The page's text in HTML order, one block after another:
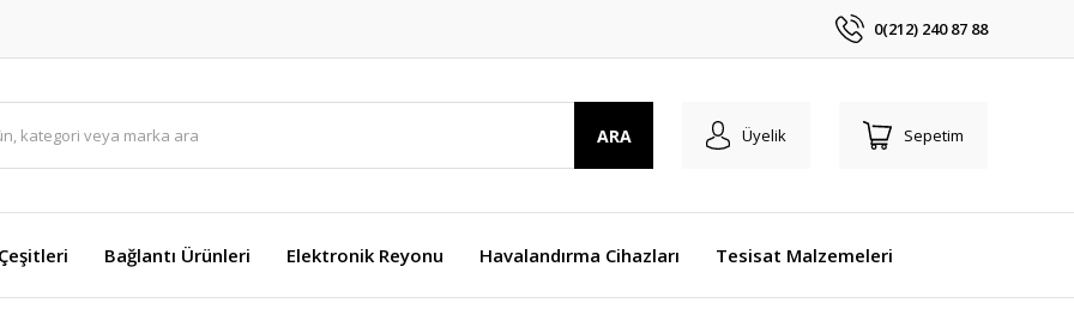
0(212) 240 87 88
ARA Üyelik Sepetim
Bağlantı Ürünleri Elektronik Reyonu Havalandırma Cihazları Tesisat Malzemeleri